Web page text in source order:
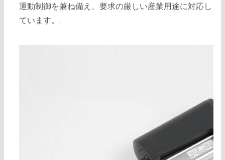
運動制御を兼ね備え、要求の厳しい産業用途に対応し
ています。.